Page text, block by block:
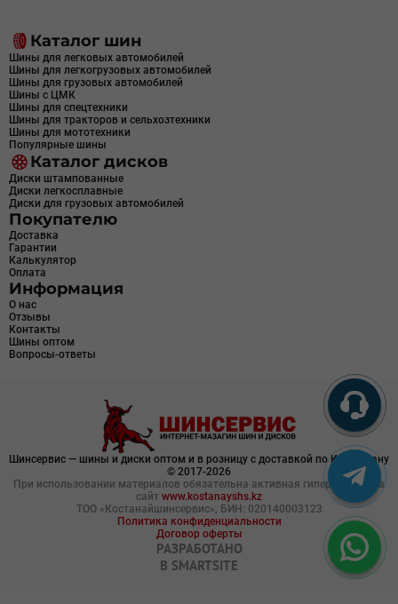
Каталог шин
Шины для легковых автомобилей
Шины для легкогрузовых автомобилей
Шины для грузовых автомобилей
Шины с ЦМК
Шины для спецтехники
Шины для тракторов и сельхозтехники
Шины для мототехники
Популярные шины
Каталог дисков
Диски штампованные
Диски легкосплавные
Диски для грузовых автомобилей
Покупателю
Доставка
Гарантии
Калькулятор
Оплата
Информация
О нас
Отзывы
Контакты
Шины оптом
Вопросы-ответы
Шинсервис — шины и диски оптом и в розницу с доставкой по Казахстану
© 2017-2026
При использовании материалов обязательна активная гиперссылка на
сайт www.kostanayshs.kz
ТОО «Костанайшинсервис», БИН: 020140003123
Политика конфиденциальности
Договор оферты
РАЗРАБОТАНО
В SMARTSITE